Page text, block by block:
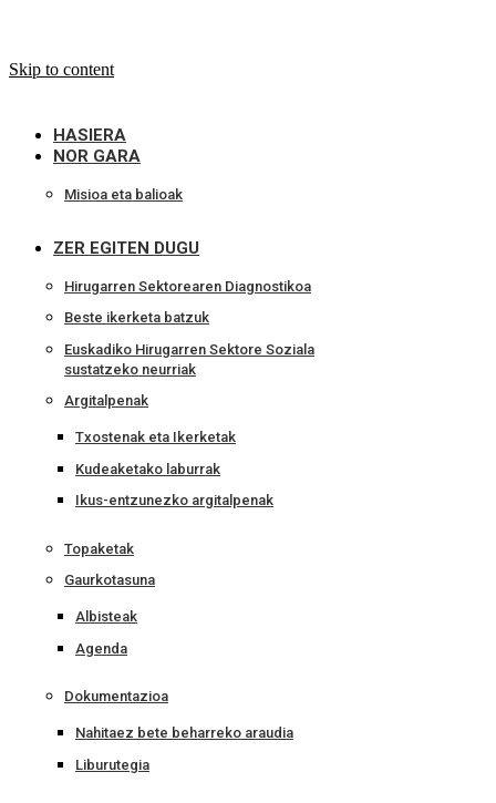
Skip to content
HASIERA
NOR GARA
Misioa eta balioak
ZER EGITEN DUGU
Hirugarren Sektorearen Diagnostikoa
Beste ikerketa batzuk
Euskadiko Hirugarren Sektore Soziala
sustatzeko neurriak
Argitalpenak
Txostenak eta Ikerketak
Kudeaketako laburrak
Ikus-entzunezko argitalpenak
Topaketak
Gaurkotasuna
Albisteak
Agenda
Dokumentazioa
Nahitaez bete beharreko araudia
Liburutegia